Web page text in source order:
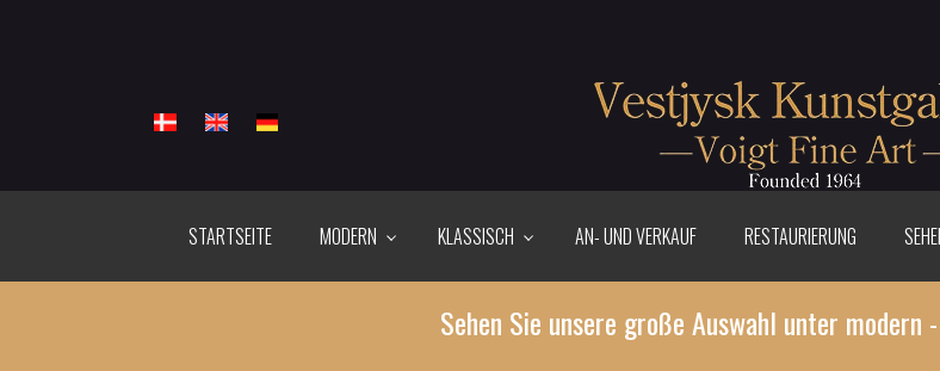
STARTSEITE MODERN KLASSISCH AN- UND VERKAUF RESTAURIERUNG
Sehen Sie unsere große Auswahl unter modern